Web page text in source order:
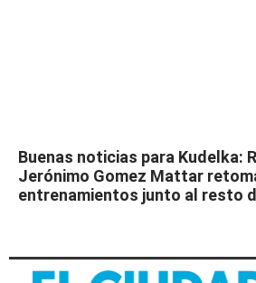
Buenas noticias para Kudelka:
Jerónimo Gomez Mattar
entrenamientos junto al resto